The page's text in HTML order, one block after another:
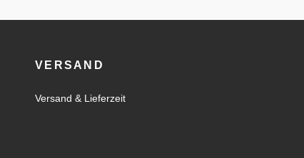
VERSAND
Versand & Lieferzeit